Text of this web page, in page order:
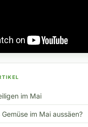
im Mai
im Mai aussäen?